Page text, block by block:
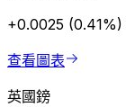
+0.0025 (0.41%)
查看圖表
英國鎊